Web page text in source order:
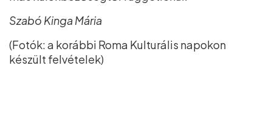
Szabó Kinga Mária
(Fotók: a korábbi Roma Kulturális napokon
készült felvételek)